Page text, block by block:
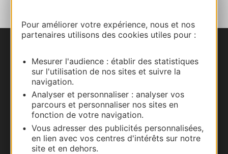
Pour améliorer votre expérience, nous et nos
partenaires utilisons des cookies utiles pour :
Mesurer l'audience : établir des statistiques
sur l'utilisation de nos sites et suivre la
navigation.
Analyser et personnaliser : analyser vos
parcours et personnaliser nos sites en
fonction de votre navigation.
Vous adresser des publicités personnalisées,
en lien avec vos centres d'intérêts sur notre
site et en dehors.
Carte interactive
Documentation